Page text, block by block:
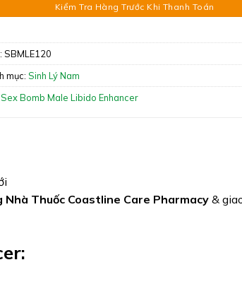
Tình trạng hàng: Còn hàng
Kiểm Tra Hàng Trước Khi Thanh Toán
SBMLE120
mục: Sinh Lý Nam
Sex Bomb Male Libido Enhancer
Nhà Thuốc Coastline Care Pharmacy &